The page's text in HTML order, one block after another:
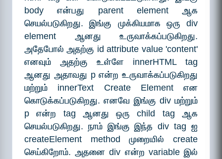
body என்பது parent element ஆக
செயல்படுகிறது. இங்கு முக்கியமாக ஒரு div
element ஆனது உருவாக்கப்படுகிறது.
அதேபோல் அதற்கு id attribute value 'content'
எனவும் அதற்கு உள்ளே innerHTML tag
ஆனது அதாவது p என்ற உருவாக்கப்படுகிறது
மற்றும் innerText Create Element என
கொடுக்கப்படுகிறது. எனவே இங்கு div மற்றும்
p என்ற tag ஆனது ஒரு child tag ஆக
செயல்படுகிறது. நாம் இங்கு இந்த div tag ஐ
createElement method முறையில் create
செய்கிறோம். அதனை div என்ற variable இல்